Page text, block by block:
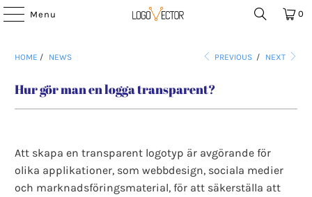
Menu 0
HOME / NEWS PREVIOUS / NEXT
Hur gör man en logga transparent?
Att skapa en transparent logotyp är avgörande för
olika applikationer, som webbdesign, sociala medier
och marknadsföringsmaterial, för att säkerställa att